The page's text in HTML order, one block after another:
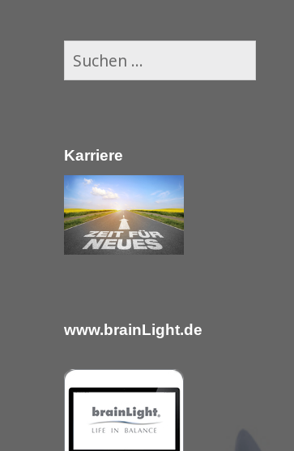
S
n
n
a
c
h
Karriere
www.brainLight.de